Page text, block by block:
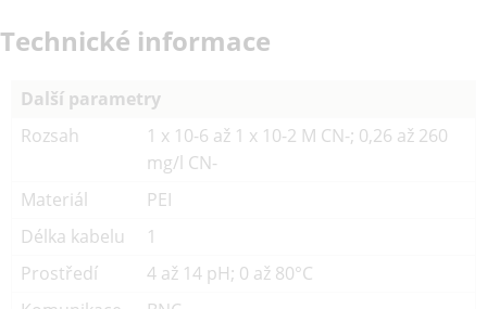
Technické informace
Další parametry
Rozsah
1 x 10-6 až 1 x 10-2 M CN-; 0,26 až 260
mg/l CN-
Materiál
PEI
Délka kabelu
1
Prostředí
4 až 14 pH; 0 až 80°C